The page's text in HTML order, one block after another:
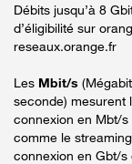
Débits jusqu’à 8
d’éligibilité sur
reseaux.orange.fr
Les Mbit/s
seconde) mesurent
connexion en Mbt/
comme le
connexion en Gbt/s